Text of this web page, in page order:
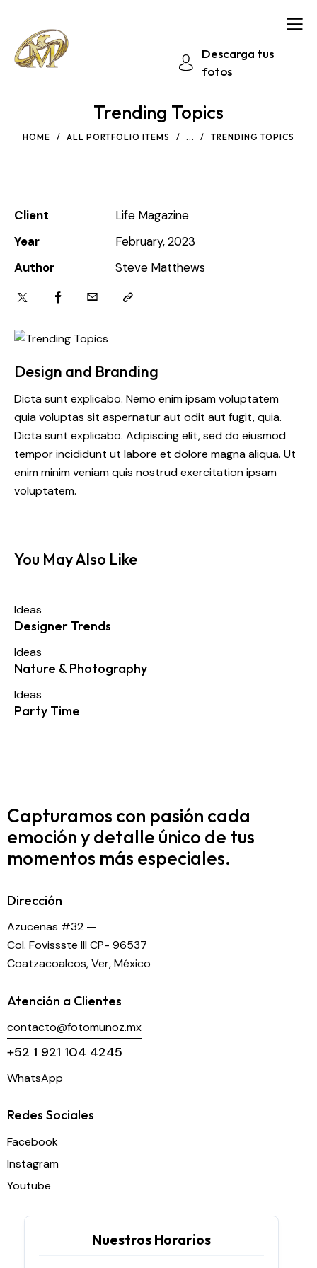
Descarga tus
fotos
Trending Topics
HOME ALL PORTFOLIO ITEMS ... TRENDING TOPICS
Design and Branding
Dicta sunt explicabo. Nemo enim ipsam voluptatem
quia voluptas sit aspernatur aut odit aut fugit, quia.
Dicta sunt explicabo. Adipiscing elit, sed do eiusmod
tempor incididunt ut labore et dolore magna aliqua. Ut
enim minim veniam quis nostrud exercitation ipsam
voluptatem.
Client
Life Magazine
Year
February, 2023
Author
Steve Matthews
You May Also Like
Ideas
Designer Trends
Ideas
Nature & Photography
Ideas
Party Time
Capturamos con pasión cada
emoción y detalle único de tus
momentos más especiales.
Dirección
Azucenas #32 —
Col. Fovissste III CP- 96537
Coatzacoalcos, Ver, México
Atención a Clientes
contacto@fotomunoz.mx
+52 1 921 104 4245
WhatsApp
Redes Sociales
Facebook
Instagram
Youtube
Nuestros Horarios